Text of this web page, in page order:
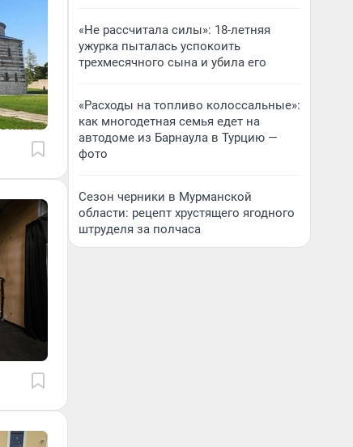
«Не рассчитала силы»: 18-летняя
ужурка пыталась успокоить
трехмесячного сына и убила его
«Расходы на топливо колоссальные»:
как многодетная семья едет на
автодоме из Барнаула в Турцию —
фото
Сезон черники в Мурманской
области: рецепт хрустящего ягодного
штруделя за полчаса